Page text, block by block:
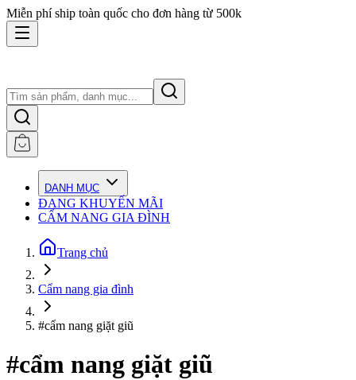
Miễn phí ship toàn quốc cho đơn hàng từ 500k
DANH MỤC
ĐANG KHUYẾN MÃI
CẨM NANG GIA ĐÌNH
Trang chủ
Cẩm nang gia đình
#cẩm nang giặt giũ
#cẩm nang giặt giũ